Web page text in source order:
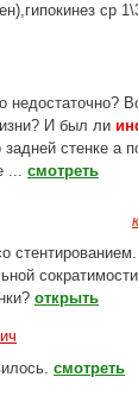
ср
И был ли
стенке а
... смотреть
открыть
смотреть